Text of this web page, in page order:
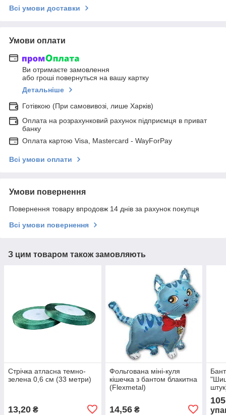
Всі умови доставки
Умови оплати
Ви отримаєте замовлення
або гроші повернуться на вашу картку
Детальніше
Готівкою (При самовивозі, лише Харків)
Оплата на розрахунковий рахунок підприємця в приват
банку
Оплата картою Visa, Mastercard - WayForPay
Всі умови оплати
Умови повернення
Повернення товару впродовж 14 днів за рахунок покупця
Всі умови повернення
З цим товаром також замовляють
Стрічка атласна темно-
зелена 0,6 см (33 метри)
13,20 ₴
Фольгована міні-куля
кішечка з бантом блакитна
(Flexmetal)
14,56₴